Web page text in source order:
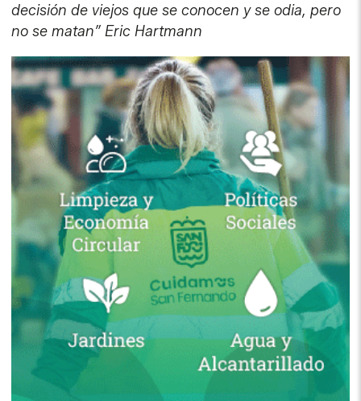
decisión de viejos que se conocen y se odia, pero
no se matan” Eric Hartmann